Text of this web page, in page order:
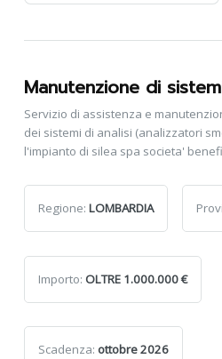
Manutenzione di
Servizio di assistenza e
dei sistemi di analisi (analizzatori
l'impianto di silea spa societa'
Regione: LOMBARDIA
Importo: OLTRE 1.000.000 €
Scadenza: ottobre 2026